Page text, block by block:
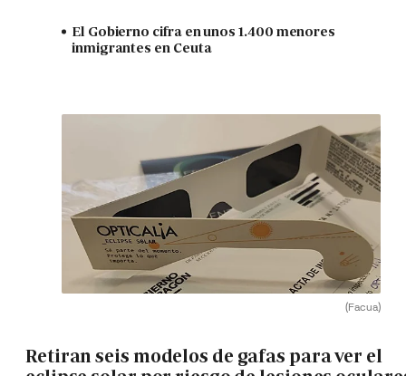
El Gobierno cifra en unos 1.400 menores
inmigrantes en Ceuta
(Facua)
Retiran seis modelos de gafas para ver el